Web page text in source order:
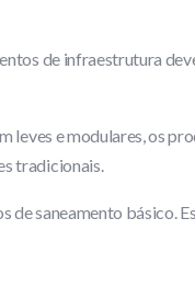
de infraestrutura
leves e modulares, os
tradicionais.
de saneamento básico.